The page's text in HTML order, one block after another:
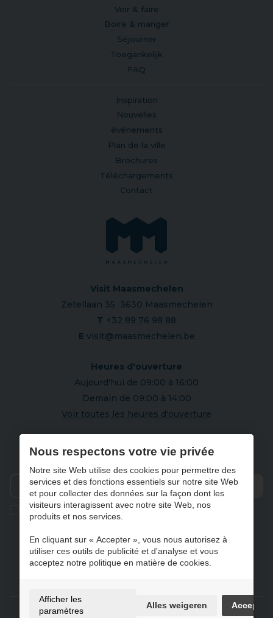
Voir & faire
Boire & manger
Séjourner
Toegankelijk
FAQ
Inspiration
Nouvelles
événements
Plan de la ville
Brochures
Téléchargements
Contact
Visit Maasmechelen
Zetellaan 35 3630 Maasmechelen
T +32 89 76 98 88
E visit@maasmechelen.be
Heures d'ouverture
Aujourd'hui de 09:00 à 16:00
Demain de 09:00 à 14:00
Voir toutes les heures d'ouverture
S'abonner à notre newsletter
Ik geef de toestemming om mijn gegevens te bewaren en
verwerken zoals aangegeven in onze
NL
Gebruiksvoorwaarden & privacybeleid
Nous respectons votre vie privée
Notre site Web utilise des cookies pour permettre des
services et des fonctions essentiels sur notre site Web
et pour collecter des données sur la façon dont les
visiteurs interagissent avec notre site Web, nos
produits et nos services.
En cliquant sur « Accepter », vous nous autorisez à
utiliser ces outils de publicité et d'analyse et vous
acceptez notre politique en matière de cookies.
Afficher les
paramètres
Alles weigeren Accepter